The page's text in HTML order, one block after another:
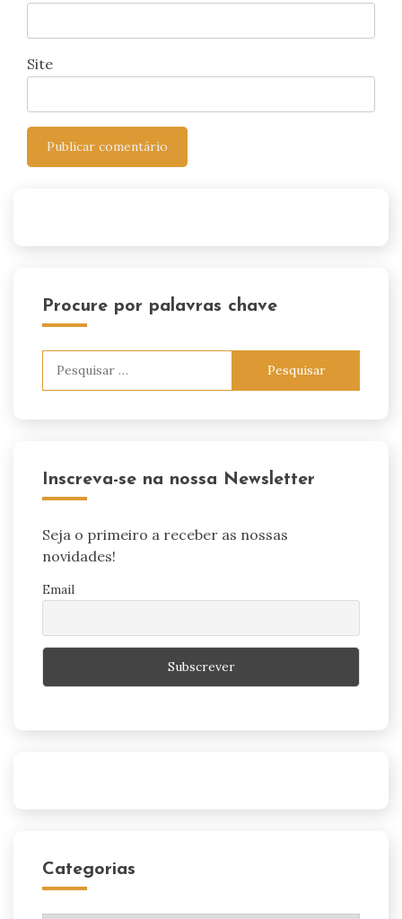
Site
Procure por palavras chave
Inscreva-se na nossa Newsletter
Seja o primeiro a receber as nossas
novidades!
Email
Categorias